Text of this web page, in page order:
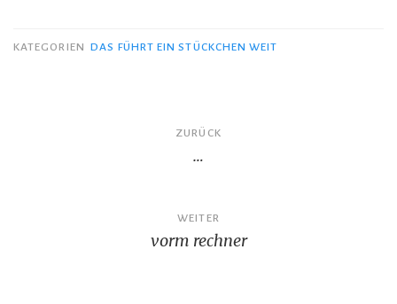
KATEGORIEN DAS FÜHRT EIN STÜCKCHEN WEIT
Beitragsnavigation
ZURÜCK
…
WEITER
vorm rechner